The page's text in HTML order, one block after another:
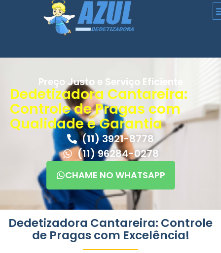
Preço Justo e Serviço Eficiente
Dedetizadora Cantareira:
Controle de Pragas com
Qualidade e Garantia
(11) 3921-8778
(11) 96284-0278
CHAME NO WHATSAPP
Dedetizadora Cantareira: Controle
de Pragas com Excelência!